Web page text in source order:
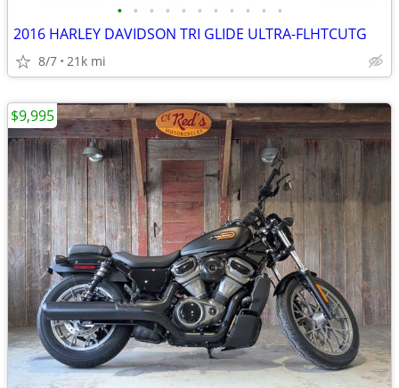
• • • • • • • • • • •
2016 HARLEY DAVIDSON TRI GLIDE ULTRA-FLHTCUTG
8/7 21k mi
$9,995